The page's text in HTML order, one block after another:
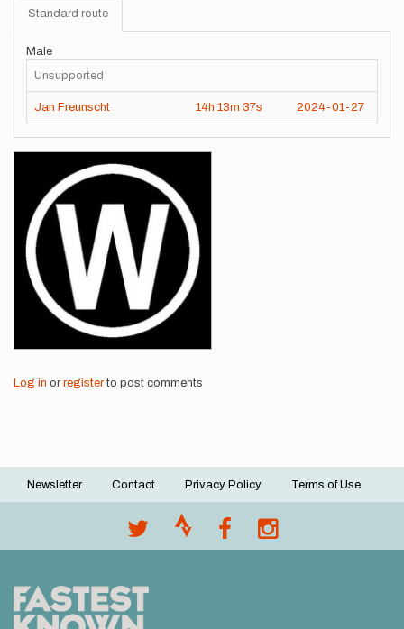
Standard route
Male
Unsupported
Jan Freunscht 14h 13m 37s 2024-01-27
Log in or registerto post comments
Footer
Newsletter Contact Privacy Policy Terms of Use